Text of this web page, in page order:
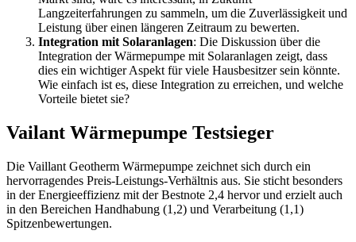
Langzeiterfahrungen zu sammeln, um die Zuverlässigkeit und
Leistung über einen längeren Zeitraum zu bewerten.
Integration mit Solaranlagen: Die Diskussion über die
Integration der Wärmepumpe mit Solaranlagen zeigt, dass
dies ein wichtiger Aspekt für viele Hausbesitzer sein könnte.
Wie einfach ist es, diese Integration zu erreichen, und welche
Vorteile bietet sie?
Vailant Wärmepumpe Testsieger
Die Vaillant Geotherm Wärmepumpe zeichnet sich durch ein
hervorragendes Preis-Leistungs-Verhältnis aus. Sie sticht besonders
in der Energieeffizienz mit der Bestnote 2,4 hervor und erzielt auch
in den Bereichen Handhabung (1,2) und Verarbeitung (1,1)
Spitzenbewertungen.